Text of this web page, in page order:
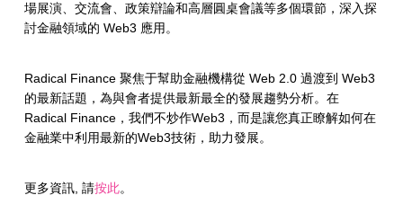
場展演、交流會、政策辯論和高層圓桌會議等多個環節，深入探
討金融領域的 Web3 應用。
Radical Finance 聚焦于幫助金融機構從 Web 2.0 過渡到 Web3
的最新話題，為與會者提供最新最全的發展趨勢分析。在
Radical Finance，我們不炒作Web3，而是讓您真正瞭解如何在
金融業中利用最新的Web3技術，助力發展。
更多資訊, 請按此。